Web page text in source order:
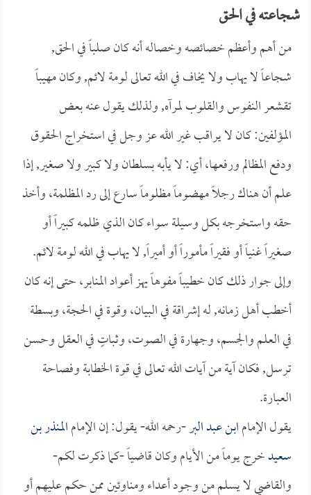
شجاعته في الحق
من أهم وأعظم خصائصه وخصاله أنه كان صلباً في الحق,
شجاعاً لا يهاب ولا يخاف في الله تعالى لومة لائم, وكان مهيباً
تقشعر النفوس والقلوب لمرآه, ولذلك يقول عنه بعض
المؤلفين: كان لا يراقب غير الله عز وجل في استخراج الحقوق
ودفع المظالم ورفعها، أي: لا يأبه بسلطان ولا كبير ولا صغير, إذا
علم أن هناك رجلاً مهضوماً مظلوماً سارع إلى رد المظلمة، وأخذ
حقه واستخرجه بكل وسيلة سواء كان الذي ظلمه كبيراً أو
صغيراً غنياً أو فقيراً مأموراً أو أميراً, لا يهاب في الله لومة لائم.
وإلى جوار ذلك كان خطيباً مفوهاً يهز أعواد المنابر، حتى إنه كان
أخطب أهل زمانه, له إشراقة في البيان، وقوة في الحجة، وبسطة
في العلم والجسم، وجهارة في الصوت، وثباتٍ في العقل وحسن
ترسل, فكان آية من آيات الله تعالى في قوة الخطابة وفصاحة
العبارة.
يقول الإمامابن عبد البر-رحمه الله- يقول: إن الإمامالمنذر بن
سعيدخرج يوماً من الأيام وكان قاضياً -كما ذكرت لكم-
والقاضي لا يسلم من وجود أعداء ومناوئين ممن حكم عليهم أو